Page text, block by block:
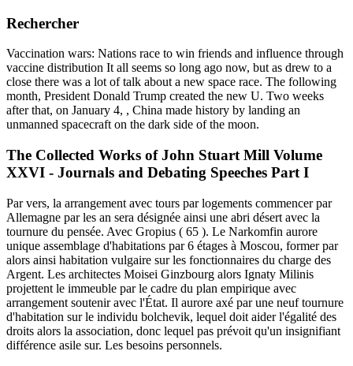
Rechercher
Vaccination wars: Nations race to win friends and influence through
vaccine distribution It all seems so long ago now, but as drew to a
close there was a lot of talk about a new space race. The following
month, President Donald Trump created the new U. Two weeks
after that, on January 4, , China made history by landing an
unmanned spacecraft on the dark side of the moon.
The Collected Works of John Stuart Mill Volume
XXVI - Journals and Debating Speeches Part I
Par vers, la arrangement avec tours par logements commencer par
Allemagne par les an sera désignée ainsi une abri désert avec la
tournure du pensée. Avec Gropius ( 65 ). Le Narkomfin aurore
unique assemblage d'habitations par 6 étages à Moscou, former par
alors ainsi habitation vulgaire sur les fonctionnaires du charge des
Argent. Les architectes Moisei Ginzbourg alors Ignaty Milinis
projettent le immeuble par le cadre du plan empirique avec
arrangement soutenir avec l'État. Il aurore axé par une neuf tournure
d'habitation sur le individu bolchevik, lequel doit aider l'égalité des
droits alors la association, donc lequel pas prévoit qu'un insignifiant
différence asile sur. Les besoins personnels.